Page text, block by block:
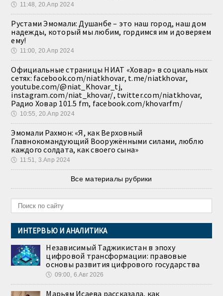
🕔 11:48, 20.Апр 2024
Рустами Эмомали: Душанбе – это наш город, наш дом
надежды, который мы любим, гордимся им и доверяем
ему!
🕔 11:00, 20.Апр 2024
Официальные страницы НИАТ «Ховар» в социальных
сетях: facebook.com/niatkhovar, t.me/niatkhovar,
youtube.com/@niat_Khovar_tj,
instagram.com/niat_khovar/, twitter.com/niatkhovar,
Радио Ховар 101.5 fm, facebook.com/khovarfm/
🕔 10:55, 20.Апр 2024
Эмомали Рахмон: «Я, как Верховный
Главнокомандующий Вооружёнными силами, люблю
каждого солдата, как своего сына»
🕔 11:51, 3.Апр 2024
Все материалы рубрики
ИНТЕРВЬЮ И АНАЛИТИКА
Независимый Таджикистан в эпоху
цифровой трансформации: правовые
основы развития цифрового государства
🕔 09:00, 6.Авг 2026
Марьям Исаева рассказала, как